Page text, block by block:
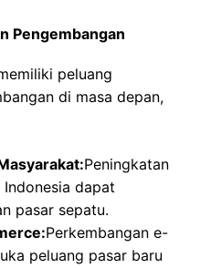
Pengembangan
peluang
di masa depan,
Peningkatan
dapat
pasar sepatu.
Perkembangan e-
peluang pasar baru